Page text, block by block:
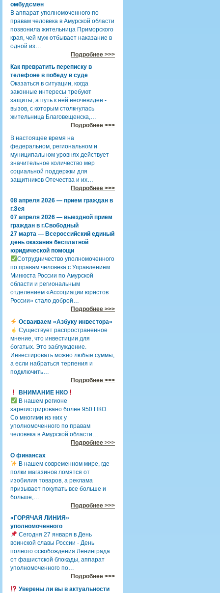
омбудсмен
В аппарат уполномоченного по
правам человека в Амурской области
позвонила жительница Приморского
края, чей муж отбывает наказание в
одной из…
Подробнее >>>
Как превратить переписку в
телефоне в победу в суде
Оказаться в ситуации, когда
законные интересы требуют
защиты, а путь к ней неочевиден -
вызов, с которым столкнулась
жительница Благовещенска,…
Подробнее >>>
В настоящее время на
федеральном, региональном и
муниципальном уровнях действует
значительное количество мер
социальной поддержки для
защитников Отечества и их…
Подробнее >>>
08 апреля 2026 — прием граждан в
г.Зея
07 апреля 2026 — выездной прием
граждан в г.Свободный
27 марта — Всероссийский единый
день оказания бесплатной
юридической помощи
Сотрудничество уполномоченного
по правам человека с Управлением
Минюста России по Амурской
области и региональным
отделением «Ассоциации юристов
России» стало доброй…
Подробнее >>>
Осваиваем «Азбуку инвестора»
Существует распространенное
мнение, что инвестиции для
богатых. Это заблуждение.
Инвестировать можно любые суммы,
а если набраться терпения и
подключить…
Подробнее >>>
ВНИМАНИЕ НКО
В нашем регионе
зарегистрировано более 950 НКО.
Со многими из них у
уполномоченного по правам
человека в Амурской области…
Подробнее >>>
О финансах
В нашем современном мире, где
полки магазинов ломятся от
изобилия товаров, а реклама
призывает покупать все больше и
больше,…
Подробнее >>>
«ГОРЯЧАЯ ЛИНИЯ»
уполномоченного
Сегодня 27 января в День
воинской славы России - День
полного освобождения Ленинграда
от фашистской блокады, аппарат
уполномоченного по…
Подробнее >>>
Уверены ли вы в актуальности